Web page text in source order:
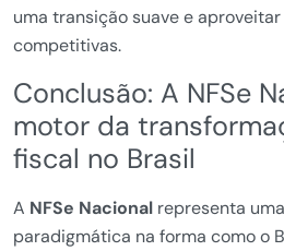
uma transição suave e
competitivas.
Conclusão: A NFSe
motor da
fiscal no Brasil
A NFSe Nacional representa
paradigmática na forma como o